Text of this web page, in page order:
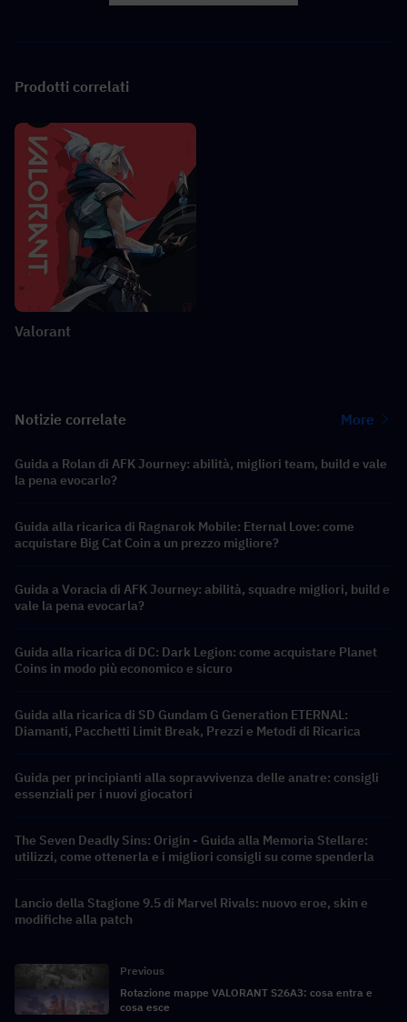
Prodotti correlati
Valorant
Notizie correlate More
Guida a Rolan di AFK Journey: abilità, migliori team, build e vale
la pena evocarlo?
Guida alla ricarica di Ragnarok Mobile: Eternal Love: come
acquistare Big Cat Coin a un prezzo migliore?
Guida a Voracia di AFK Journey: abilità, squadre migliori, build e
vale la pena evocarla?
Guida alla ricarica di DC: Dark Legion: come acquistare Planet
Coins in modo più economico e sicuro
Guida alla ricarica di SD Gundam G Generation ETERNAL:
Diamanti, Pacchetti Limit Break, Prezzi e Metodi di Ricarica
Guida per principianti alla sopravvivenza delle anatre: consigli
essenziali per i nuovi giocatori
The Seven Deadly Sins: Origin - Guida alla Memoria Stellare:
utilizzi, come ottenerla e i migliori consigli su come spenderla
Lancio della Stagione 9.5 di Marvel Rivals: nuovo eroe, skin e
modifiche alla patch
Previous
Rotazione mappe VALORANT S26A3: cosa entra e
cosa esce